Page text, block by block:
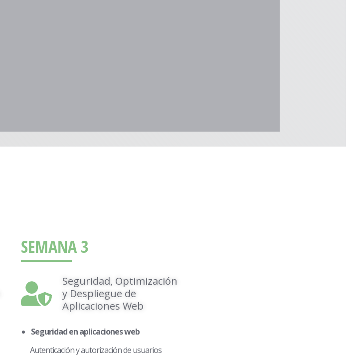
SEMANA 3
Seguridad, Optimización
y Despliegue de
Aplicaciones Web
Seguridad en aplicaciones web
Autenticación y autorización de usuarios